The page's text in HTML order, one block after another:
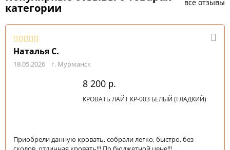
категории
все отзывы
Наталья С.
18.05.2026 г. Мурманск
8 200 р.
КРОВАТЬ ЛАЙТ КР-003 БЕЛЫЙ (ГЛАДКИЙ)
Приобрели данную кровать, собрали легко, быстро, без